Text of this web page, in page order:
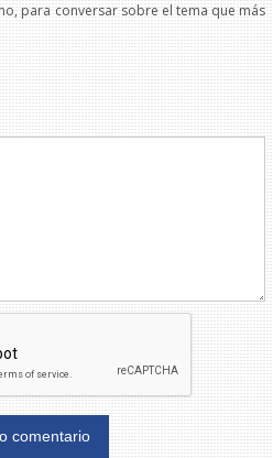
para conversar sobre el tema que más